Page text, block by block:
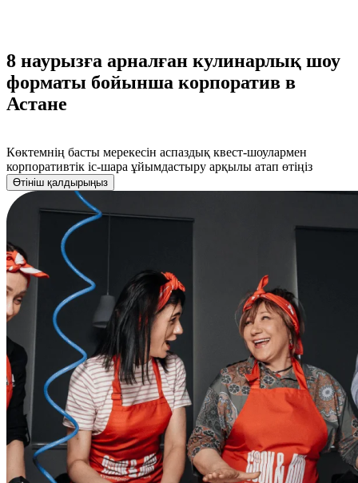
8 наурызға арналған кулинарлық шоу
форматы бойынша корпоратив в
Астане
Көктемнің басты мерекесін аспаздық квест-шоулармен
корпоративтік іс-шара ұйымдастыру арқылы атап өтіңіз
Өтініш қалдырыңыз